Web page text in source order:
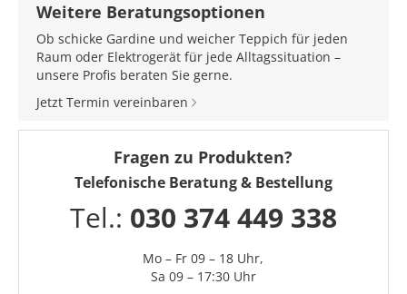
Weitere Beratungsoptionen
Ob schicke Gardine und weicher Teppich für jeden
Raum oder Elektrogerät für jede Alltagssituation –
unsere Profis beraten Sie gerne.
Jetzt Termin vereinbaren
Fragen zu Produkten?
Telefonische Beratung & Bestellung
Tel.: 030 374 449 338
Mo – Fr 09 – 18 Uhr,
Sa 09 – 17:30 Uhr